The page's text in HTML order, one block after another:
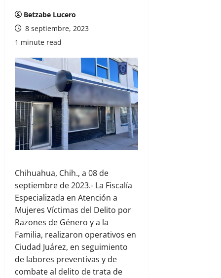
Betzabe Lucero
8 septiembre, 2023
1 minute read
Chihuahua, Chih., a 08 de
septiembre de 2023.- La Fiscalía
Especializada en Atención a
Mujeres Víctimas del Delito por
Razones de Género y a la
Familia, realizaron operativos en
Ciudad Juárez, en seguimiento
de labores preventivas y de
combate al delito de trata de